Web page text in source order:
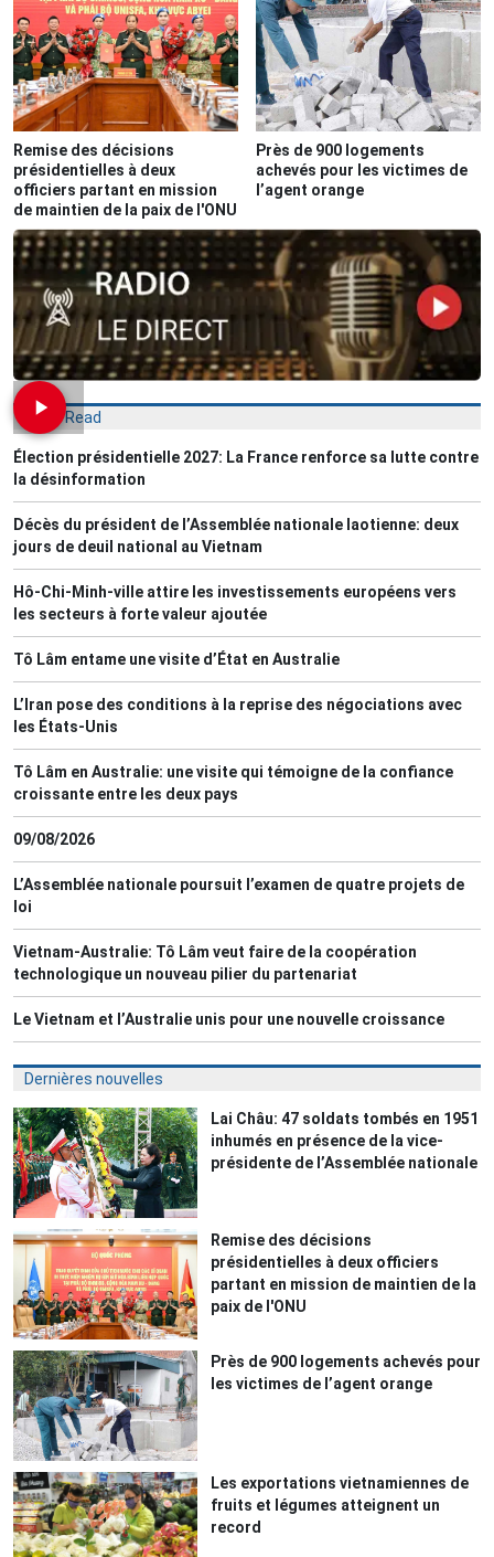
Remise des décisions
présidentielles à deux
officiers partant en mission
de maintien de la paix de l'ONU
Près de 900 logements
achevés pour les victimes de
l’agent orange
Most Read
Élection présidentielle 2027: La France renforce sa lutte contre
la désinformation
Décès du président de l’Assemblée nationale laotienne: deux
jours de deuil national au Vietnam
Hô-Chi-Minh-ville attire les investissements européens vers
les secteurs à forte valeur ajoutée
Tô Lâm entame une visite d’État en Australie
L’Iran pose des conditions à la reprise des négociations avec
les États-Unis
Tô Lâm en Australie: une visite qui témoigne de la confiance
croissante entre les deux pays
09/08/2026
L’Assemblée nationale poursuit l’examen de quatre projets de
loi
Vietnam-Australie: Tô Lâm veut faire de la coopération
technologique un nouveau pilier du partenariat
Le Vietnam et l’Australie unis pour une nouvelle croissance
Dernières nouvelles
Lai Châu: 47 soldats tombés en 1951
inhumés en présence de la vice-
présidente de l’Assemblée nationale
Remise des décisions
présidentielles à deux officiers
partant en mission de maintien de la
paix de l'ONU
Près de 900 logements achevés pour
les victimes de l’agent orange
Les exportations vietnamiennes de
fruits et légumes atteignent un
record